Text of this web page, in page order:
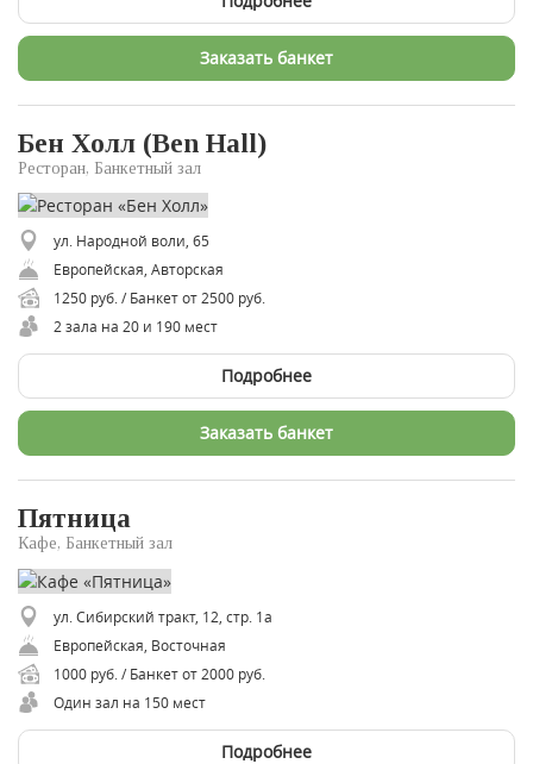
Заказать банкет
Бен Холл (Ben Hall)
Ресторан, Банкетный зал
ул. Народной воли, 65
Европейская, Авторская
1250 руб. / Банкет от 2500 руб.
2 зала на 20 и 190 мест
Подробнее
Заказать банкет
Пятница
Кафе, Банкетный зал
ул. Сибирский тракт, 12, стр. 1а
Европейская, Восточная
1000 руб. / Банкет от 2000 руб.
Один зал на 150 мест
Подробнее